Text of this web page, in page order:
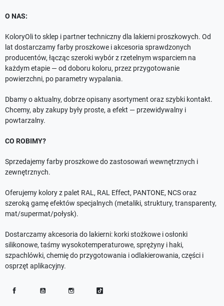
O NAS:
KoloryOli to sklep i partner techniczny dla lakierni proszkowych. Od
lat dostarczamy farby proszkowe i akcesoria sprawdzonych
producentów, łącząc szeroki wybór z rzetelnym wsparciem na
każdym etapie — od doboru koloru, przez przygotowanie
powierzchni, po parametry wypalania.
Dbamy o aktualny, dobrze opisany asortyment oraz szybki kontakt.
Chcemy, aby zakupy były proste, a efekt — przewidywalny i
powtarzalny.
CO ROBIMY?
Sprzedajemy farby proszkowe do zastosowań wewnętrznych i
zewnętrznych.
Oferujemy kolory z palet RAL, RAL Effect, PANTONE, NCS oraz
szeroką gamę efektów specjalnych (metaliki, struktury, transparenty,
mat/supermat/połysk).
Dostarczamy akcesoria do lakierni: korki stożkowe i osłonki
silikonowe, taśmy wysokotemperaturowe, sprężyny i haki,
szpachlówki, chemię do przygotowania i odlakierowania, części i
osprzęt aplikacyjny.